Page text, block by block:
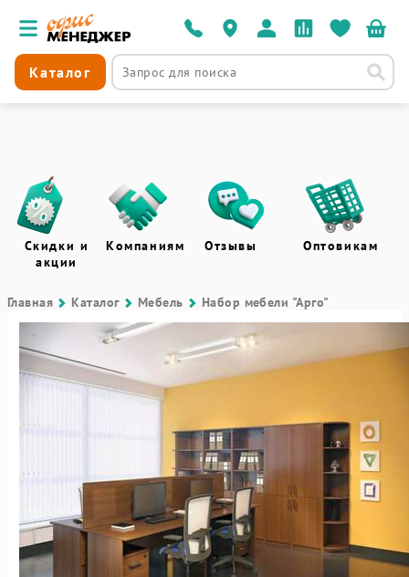
Каталог
Скидки и
акции
Компаниям Отзывы Оптовикам
Главная Каталог Мебель Набор мебели "Арго"